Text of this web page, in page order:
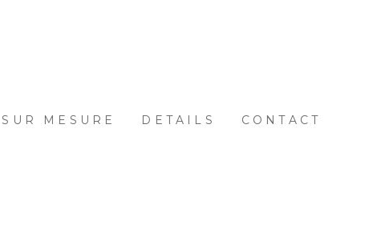
SUR MESURE DETAILS
CONTACT